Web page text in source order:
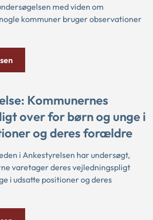
med viden om
kommuner bruger observationer
Kommunernes
over for børn og unge i
og deres forældre
i Ankestyrelsen har undersøgt,
varetager deres vejledningspligt
i udsatte positioner og deres